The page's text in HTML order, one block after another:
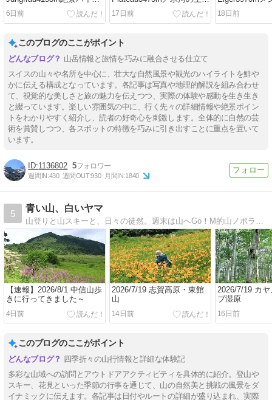
ング／アイガーグレッチャ
ーEigergletscher2320m～ク
ライネシャイデックKleine
6日前
雪原からの絶景展望
17日前
Monch4107m
グ／アイガー
18日前
このブログのここがポイント
山岳情報と旅情を巧みに融合させる仕立て
スイスの山々や名所を中心に、壮大な自然風景や観光のハイライトを鮮や
かに伝える構成となっています。各記事は写真や地理的解説を組み合わせ
て、視覚的な美しさと旅の魅力を伝えつつ、実際の体験や感動を生き生き
と綴っています。楽しい雰囲気の中に、行く先々の詳細情報や絶景ポイン
トをわかりやすく紹介し、読者の好奇心を刺激します。全体的に自然の芸
術を賞賛しつつ、各スポットの特徴を巧みに引き出すことに重点を置いて
います。
1136802 5
週間IN:430 週間OUT:930 月間IN:1840
5
青い山、白いヤマ
【速報】2026/8/1 中信山歩
きに行ってきました～
4日前
2026/7/19 志賀高原・東館
山
14日前
2026/7/19 カ
ブ湿原
16日前
このブログのここがポイント
四季折々の山行情報と詳細な体験記
多彩な山域への訪問とアウトドアアクティビティを具体的に紹介。登山や
スキー、花見といった季節の行事を通じて、山の自然美と挑戦の風景をダ
イナミックに伝えます。各記事は日付やルートの詳細が盛り込まれ、実際